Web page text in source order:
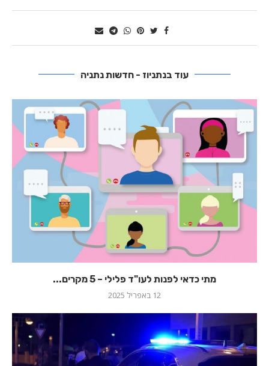
עוד בנתניוז - חדשות נתניה
מתי כדאי לפנות לעו"ד פלילי – 5 מקרים...
12 באפריל 2025